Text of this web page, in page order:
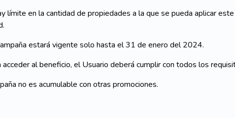
límite en la cantidad de propiedades a la que se pueda aplicar
estará vigente solo hasta el 31 de enero del 2024.
al beneficio, el Usuario deberá cumplir con todos los
no es acumulable con otras promociones.